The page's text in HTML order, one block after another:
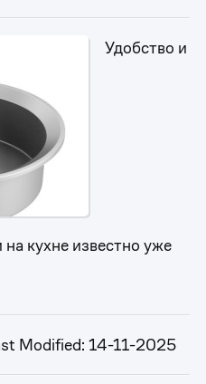
Удобство и
кухне известно уже
Modified: 14-11-2025